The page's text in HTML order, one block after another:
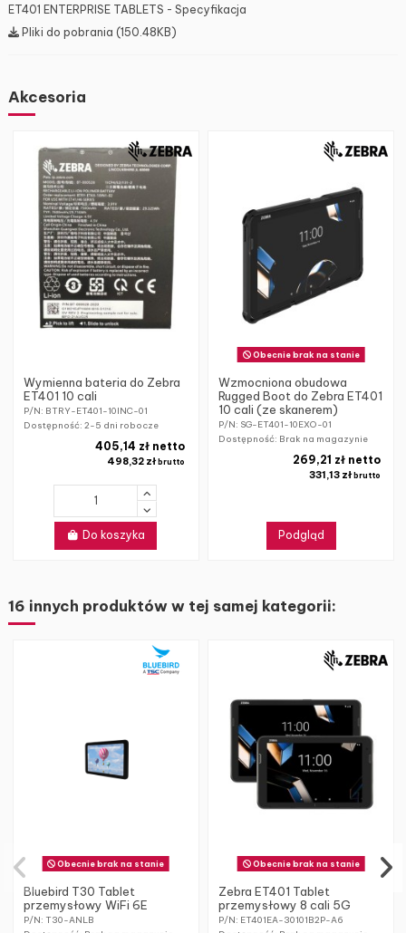
ET401 ENTERPRISE TABLETS - Specyfikacja
Pliki do pobrania (150.48KB)
Akcesoria
Wymienna bateria do Zebra
ET401 10 cali
P/N: BTRY-ET401-10INC-01
Dostępność: 2-5 dni robocze
498,32 złbrutto
405,14 zł netto
Do koszyka
Obecnie brak na stanie
Wzmocniona obudowa
Rugged Boot do Zebra ET401
10 cali (ze skanerem)
P/N: SG-ET401-10EXO-01
Dostępność: Brak na magazynie
331,13 zł brutto
269,21 zł netto
Podgląd
16 innych produktów w tej samej kategorii:
Obecnie brak na stanie
Bluebird T30 Tablet
przemysłowy WiFi 6E
P/N: T30-ANLB
Obecnie brak na stanie
Zebra ET401 Tablet
przemysłowy 8 cali 5G
P/N: ET401EA-30101B2P-A6